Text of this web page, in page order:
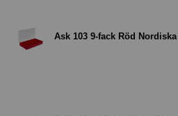
Ask 103 9-fack Röd